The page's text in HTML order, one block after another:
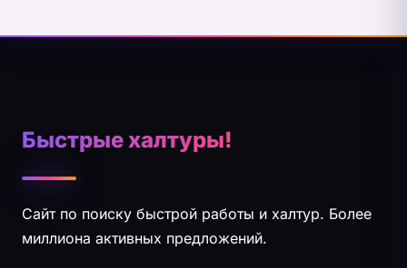
Быстрые халтуры!
Сайт по поиску быстрой работы и халтур. Более
миллиона активных предложений.